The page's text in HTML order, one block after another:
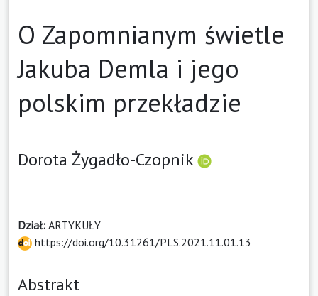
O Zapomnianym świetle
Jakuba Demla i jego
polskim przekładzie
Dorota Żygadło-Czopnik
Dział: ARTYKUŁY
https://doi.org/10.31261/PLS.2021.11.01.13
Abstrakt